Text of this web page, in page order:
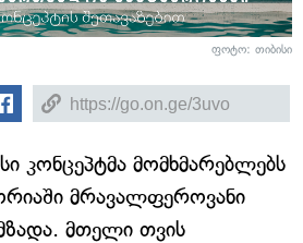
ფოტო: თიბისი
კონცეპტმა მომხმარებლებს
მრავალფეროვანი
მთელი თვის